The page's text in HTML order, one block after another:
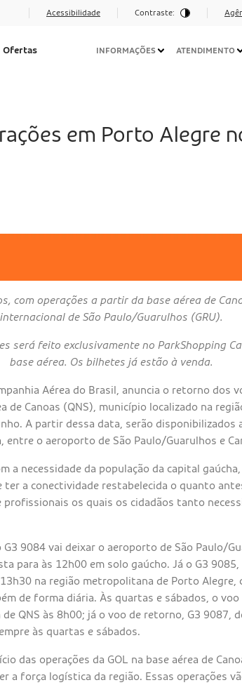
Acessibilidade Contraste:
Ofertas
Navegação
INFORMAÇÕES ATENDIMENTO
em Porto Alegre
com operações a partir da base aérea de
internacional de São Paulo/Guarulhos (GRU).
será feito exclusivamente no ParkShopping
base aérea. Os bilhetes já estão à venda.
Aérea do Brasil, anuncia o retorno dos
de Canoas (QNS), município localizado na
A partir dessa data, serão disponibilizados
entre o aeroporto de São Paulo/Guarulhos e
a necessidade da população da capital
ter a conectividade restabelecida o quanto
os quais os cidadãos tanto
9084 vai deixar o aeroporto de São Paulo/
para às 12h00 em solo gaúcho. Já o G3 9085,
na região metropolitana de Porto Alegre,
de forma diária. Às quartas e sábados, o voo
de QNS às 8h00; já o voo de retorno, G3 9087,
às quartas e sábados.
das operações da GOL na base aérea de
a força logística da região. Essas operações